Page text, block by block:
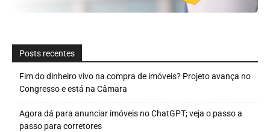
Posts recentes
Fim do dinheiro vivo na compra de imóveis? Projeto avança no
Congresso e está na Câmara
Agora dá para anunciar imóveis no ChatGPT; veja o passo a
passo para corretores